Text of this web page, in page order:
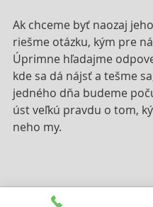
Ak chceme byť naozaj
riešme otázku, kým pre
Úprimne hľadajme
kde sa dá nájsť a tešme
jedného dňa budeme
úst veľkú pravdu o tom,
neho my.